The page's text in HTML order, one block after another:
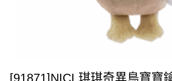
[91871]NICI 琪琪奇異鳥寶寶